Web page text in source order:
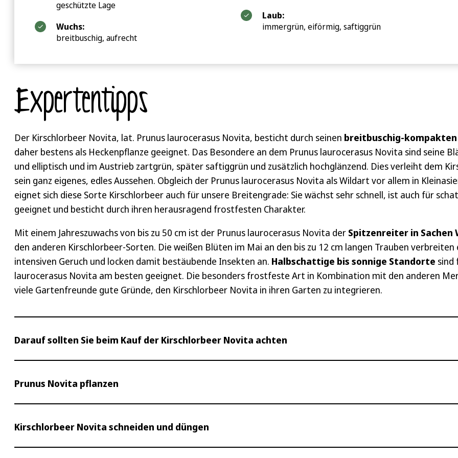
geschützte Lage
Wuchs:
breitbuschig, aufrecht
Laub:
immergrün, eiförmig, saftiggrün
Expertentipps
Der Kirschlorbeer Novita, lat. Prunus laurocerasus Novita, besticht durch seinen breitbuschig-kompakten
daher bestens als Heckenpflanze geeignet. Das Besondere an dem Prunus laurocerasus Novita sind seine
und elliptisch und im Austrieb zartgrün, später saftiggrün und zusätzlich hochglänzend. Dies verleiht dem
sein ganz eigenes, edles Aussehen. Obgleich der Prunus laurocerasus Novita als Wildart vor allem in
eignet sich diese Sorte Kirschlorbeer auch für unsere Breitengrade: Sie wächst sehr schnell, ist auch für
geeignet und besticht durch ihren herausragend frostfesten Charakter.
Mit einem Jahreszuwachs von bis zu 50 cm ist der Prunus laurocerasus Novita der Spitzenreiter in Sachen
den anderen Kirschlorbeer-Sorten. Die weißen Blüten im Mai an den bis zu 12 cm langen Trauben
intensiven Geruch und locken damit bestäubende Insekten an. Halbschattige bis sonnige Standorte sind
laurocerasus Novita am besten geeignet. Die besonders frostfeste Art in Kombination mit den anderen
viele Gartenfreunde gute Gründe, den Kirschlorbeer Novita in ihren Garten zu integrieren.
Darauf sollten Sie beim Kauf der Kirschlorbeer Novita achten
Bevor Sie Kirschlorbeer Novita kaufen, wollen wir gerne einige Tipps geben, woran Sie einen seriösen
Prunus Novita pflanzen
Beim Standort nicht wählerisch
Der Kirschlorbeer Prunus Novita ist vielseitig und passt sich sowohl an schattige als auch sonnige Lagen an.
Kirschlorbeer Novita schneiden und düngen